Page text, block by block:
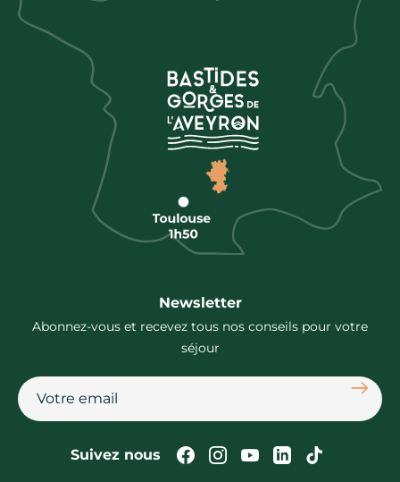
Newsletter
Abonnez-vous et recevez tous nos conseils pour votre
séjour
Suivez nous Suivez-nous sur
Suivez-nous sur
Suivez-nous
Suivez-Suivez-